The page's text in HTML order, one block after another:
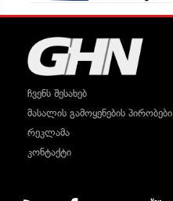
ჩვენს შესახებ
მასალის გამოყენების პირობები
რეკლამა
კონტაქტი